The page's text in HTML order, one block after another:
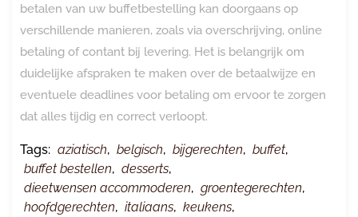
betalen van uw buffetbestelling kan doorgaans op
verschillende manieren, zoals via overschrijving, online
betaling of contant bij levering. Het is belangrijk om
duidelijke afspraken te maken over de betaalwijze en
eventuele deadlines voor betaling om ervoor te zorgen
dat alles tijdig en correct verloopt.
Tags: aziatisch, belgisch, bijgerechten, buffet,
buffet bestellen, desserts,
dieetwensen accommoderen, groentegerechten,
hoofdgerechten, italiaans, keukens,